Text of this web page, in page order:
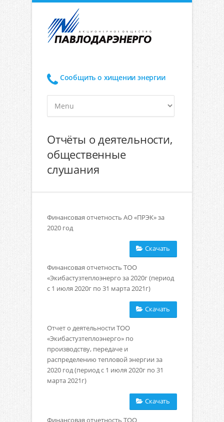
Сообщить о хищении энергии
Отчёты о деятельности,
общественные
слушания
Финансовая отчетность АО «ПРЭК» за
2020 год
Скачать
Финансовая отчетность ТОО
«Экибастузтеплоэнерго за 2020г (период
с 1 июля 2020г по 31 марта 2021г)
Скачать
Отчет о деятельности ТОО
«Экибастузтеплоэнерго» по
производству, передаче и
распределению тепловой энергии за
2020 год (период с 1 июля 2020г по 31
марта 2021г)
Скачать
Финансовая отчетность ТОО